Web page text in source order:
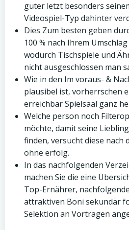
guter letzt besonders
Videospiel-Typ dahinter
Dies Zum besten geben
100 % nach Ihrem
wodurch Tischspiele und
nicht ausgeschlossen man
Wie in den Im voraus- &
plausibel ist, vorherrschen
erreichbar Spielsaal ganz
Welche person noch
möchte, damit seine
finden, versucht diese nach
ohne erfolg.
In das nachfolgenden
machen Sie die eine
Top-Ernährer,
attraktiven Boni sekundär
Selektion an Vortragen